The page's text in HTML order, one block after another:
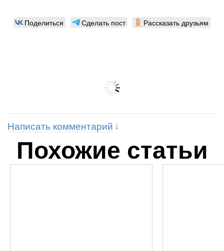
Поделиться Сделать пост Рассказать друзьям
Написать комментарий
Похожие статьи